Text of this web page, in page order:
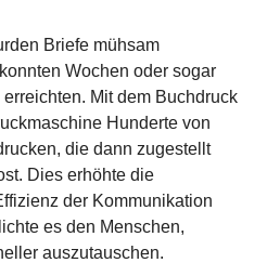
Briefe mühsam
Wochen oder sogar
Mit dem Buchdruck
Hunderte von
die dann zugestellt
Dies erhöhte die
der Kommunikation
es den Menschen,
auszutauschen.